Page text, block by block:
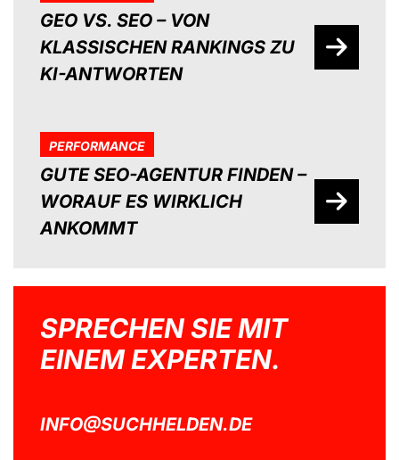
GEO VS. SEO – VON
KLASSISCHEN RANKINGS ZU
KI-ANTWORTEN
PERFORMANCE
GUTE SEO-AGENTUR FINDEN –
WORAUF ES WIRKLICH
ANKOMMT
SPRECHEN SIE MIT
EINEM EXPERTEN.
INFO@SUCHHELDEN.DE